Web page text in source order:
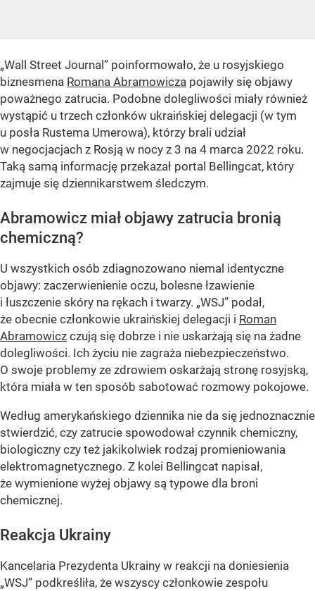
„Wall Street Journal” poinformowało, że u rosyjskiego
biznesmena Romana Abramowicza pojawiły się objawy
poważnego zatrucia. Podobne dolegliwości miały również
wystąpić u trzech członków ukraińskiej delegacji (w tym
u posła Rustema Umerowa), którzy brali udział
w negocjacjach z Rosją w nocy z 3 na 4 marca 2022 roku.
Taką samą informację przekazał portal Bellingcat, który
zajmuje się dziennikarstwem śledczym.
Abramowicz miał objawy zatrucia bronią
chemiczną?
U wszystkich osób zdiagnozowano niemal identyczne
objawy: zaczerwienienie oczu, bolesne łzawienie
i łuszczenie skóry na rękach i twarzy. „WSJ” podał,
że obecnie członkowie ukraińskiej delegacji i Roman
Abramowicz czują się dobrze i nie uskarżają się na żadne
dolegliwości. Ich życiu nie zagraża niebezpieczeństwo.
O swoje problemy ze zdrowiem oskarżają stronę rosyjską,
która miała w ten sposób sabotować rozmowy pokojowe.
Według amerykańskiego dziennika nie da się jednoznacznie
stwierdzić, czy zatrucie spowodował czynnik chemiczny,
biologiczny czy też jakikolwiek rodzaj promieniowania
elektromagnetycznego. Z kolei Bellingcat napisał,
że wymienione wyżej objawy są typowe dla broni
chemicznej.
Reakcja Ukrainy
Kancelaria Prezydenta Ukrainy w reakcji na doniesienia
„WSJ” podkreśliła, że wszyscy członkowie zespołu